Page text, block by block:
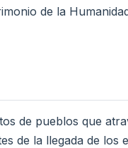
de la
de pueblos que
de la llegada de los